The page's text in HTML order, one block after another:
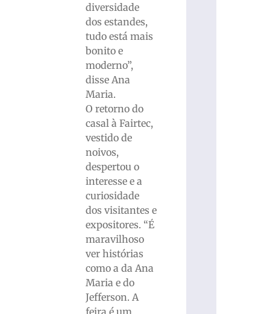
diversidade
dos estandes,
tudo está mais
bonito e
moderno”,
disse Ana
Maria.
O retorno do
casal à Fairtec,
vestido de
noivos,
despertou o
interesse e a
curiosidade
dos visitantes e
expositores. “É
maravilhoso
ver histórias
como a da Ana
Maria e do
Jefferson. A
feira é um